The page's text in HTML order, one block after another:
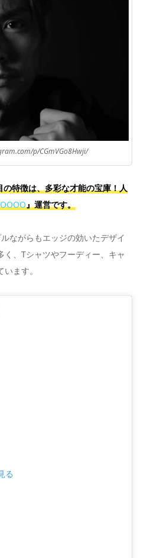
p/CGmVGo8Hwji/
特徴は、多彩な才能の宝庫！人
』運営です。
ながらもエッジの効いたデザイ
く、Tシャツやフーディー、キャ
ます。
る